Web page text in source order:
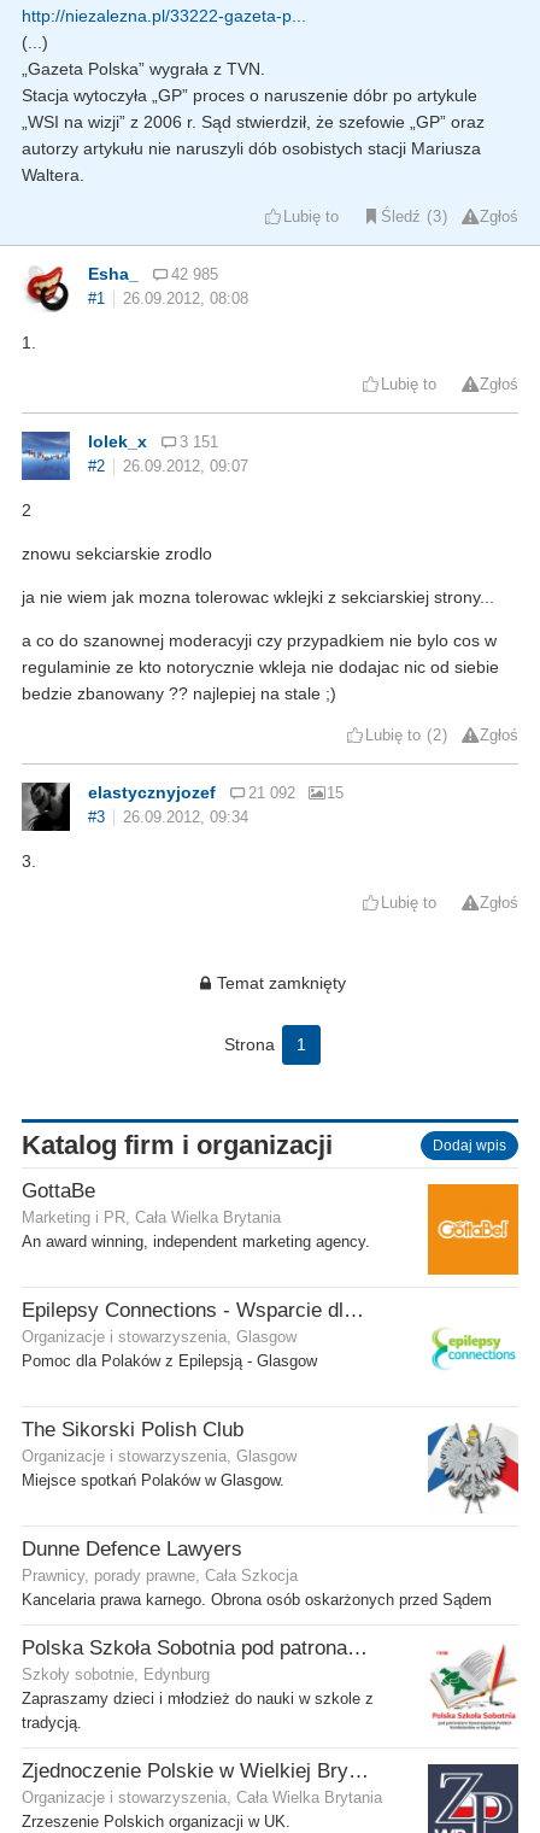
http://niezalezna.pl/33222-gazeta-p...
(...)
„Gazeta Polska” wygrała z TVN.
Stacja wytoczyła „GP” proces o naruszenie dóbr po artykule
„WSI na wizji” z 2006 r. Sąd stwierdził, że szefowie „GP” oraz
autorzy artykułu nie naruszyli dób osobistych stacji Mariusza
Waltera.
Lubię to Śledź 3 Zgłoś
Esha_
42 985
#1
26.09.2012, 08:08
1.
Lubię to Zgłoś
lolek_x
3 151
#2
26.09.2012, 09:07
2
znowu sekciarskie zrodlo
ja nie wiem jak mozna tolerowac wklejki z sekciarskiej strony...
a co do szanownej moderacyji czy przypadkiem nie bylo cos w
regulaminie ze kto notorycznie wkleja nie dodajac nic od siebie
bedzie zbanowany ?? najlepiej na stale ;)
Lubię to 2 Zgłoś
elastycznyjozef 21 092
15
#3
26.09.2012, 09:34
3.
Lubię to Zgłoś
Temat zamknięty
Strona 1
Katalog firm i organizacji Dodaj wpis
GottaBe
Marketing i PR, Cała Wielka Brytania
An award winning, independent marketing agency.
Epilepsy Connections - Wsparcie dla osób z epilepsją
Organizacje i stowarzyszenia, Glasgow
Pomoc dla Polaków z Epilepsją - Glasgow
The Sikorski Polish Club
Organizacje i stowarzyszenia, Glasgow
Miejsce spotkań Polaków w Glasgow.
Dunne Defence Lawyers
Prawnicy, porady prawne, Cała Szkocja
Kancelaria prawa karnego. Obrona osób oskarżonych przed Sądem
Polska Szkoła Sobotnia pod patronatem SPK w Edynburgu - Filia Stenhouse
Szkoły sobotnie, Edynburg
Zapraszamy dzieci i młodzież do nauki w szkole z
tradycją.
Zjednoczenie Polskie w Wielkiej Brytanii
Organizacje i stowarzyszenia, Cała Wielka Brytania
Zrzeszenie Polskich organizacji w UK.